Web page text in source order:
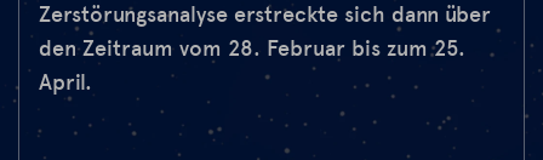
Zerstörungsanalyse erstreckte sich dann über
den Zeitraum vom 28. Februar bis zum 25.
April.